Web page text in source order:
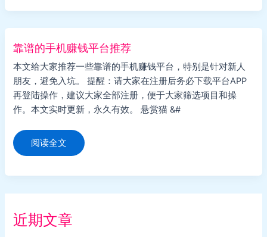
赚
找
平
台
是
关
靠谱的手机赚钱平台推荐
本文给大家推荐一些靠谱的手机赚钱平台，特别是针对新人
朋友，避免入坑。 提醒：请大家在注册后务必下载平台APP
再登陆操作，建议大家全部注册，便于大家筛选项目和操
作。本文实时更新，永久有效。 悬赏猫 &#
靠
谱
的
机
钱
推
荐
阅读全文
近期文章